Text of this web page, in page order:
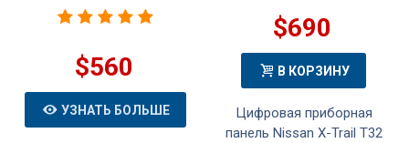
$560
УЗНАТЬ БОЛЬШЕ
$690
В КОРЗИНУ
Цифровая приборная
панель Nissan X-Trail T32